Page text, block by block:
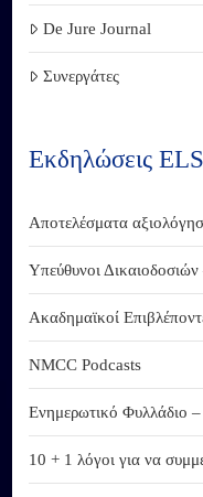
De Jure Journal
Συνεργάτες
Εκδηλώσεις
Αποτελέσματα
Υπεύθυνοι
Ακαδημαϊκοί
NMCC Podcasts
Ενημερωτικό Φυλλάδιο
10 + 1 λόγοι για να